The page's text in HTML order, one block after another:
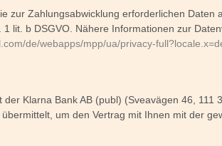
zur Zahlungsabwicklung erforderlichen
lit. b DSGVO. Nähere Informationen zur
de/webapps/mpp/ua/privacy-
Klarna Bank AB (publ) (Sveavägen 46,
um den Vertrag mit Ihnen mit der